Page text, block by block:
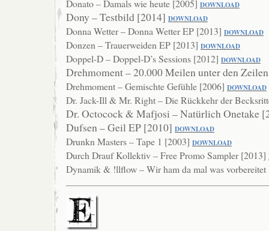
Donato – Damals wie heute [2005] DOWNLOAD
Dony – Testbild [2014] DOWNLOAD
Donna Wetter – Donna Wetter EP [2013] DOWNLOAD
Donzen – Trauerweiden EP [2013] DOWNLOAD
Doppel-D – Doppel-D’s Sessions [2012] DOWNLOAD
Drehmoment – 20.000 Meilen unter den
Drehmoment – Gemischte Gefühle [2006] DOWNLOAD
Dr. Jack-Ill & Mr. Right – Die Rückkehr der
Dr. Octocock & Mafjosi – Natürlich Onetake
Dufsen – Geil EP [2010] DOWNLOAD
Drunkn Masters – Tape 1 [2003] DOWNLOAD
Durch Drauf Kollektiv – Free Promo Sampler [2013]
Dynamik & !llflow – Wir ham da mal was